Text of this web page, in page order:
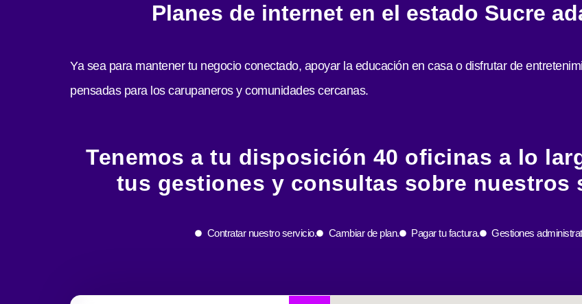
Planes de internet en el estado Sucre
Ya sea para mantener tu negocio conectado, apoyar la educación en casa o disfrutar de
pensadas para los carupaneros y comunidades cercanas.
Tenemos a tu disposición 40 oficinas a lo
tus gestiones y consultas sobre nuestros
Contratar nuestro servicio. Cambiar de plan. Pagar tu factura. Gestiones